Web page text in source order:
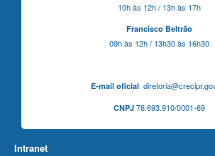
10h às 12h / 13h às 17h
Francisco Beltrão
09h às 12h / 13h30 às 16h30
E-mail oficial
CNPJ76.693.910/0001-69
Intranet